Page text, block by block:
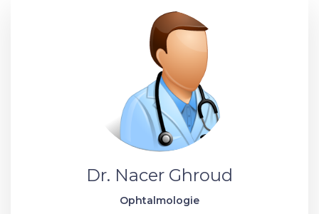
Dr. Nacer Ghroud
Ophtalmologie